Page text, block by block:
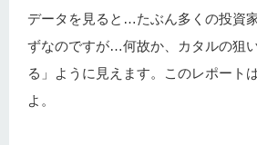
データを見ると…たぶん多くの投資
ずなのですが…何故か、カタルの狙
る」ように見えます。このレポート
よ。